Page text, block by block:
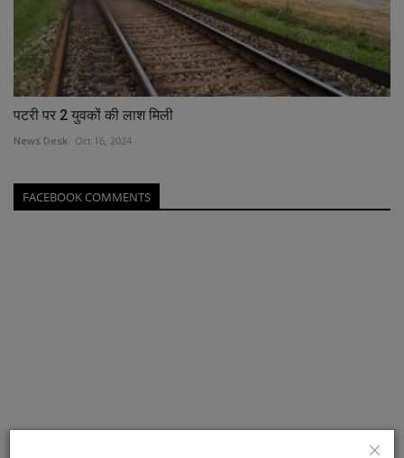
पटरी पर 2 युवकों की लाश मिली
News Desk Oct 16, 2024
FACEBOOK COMMENTS